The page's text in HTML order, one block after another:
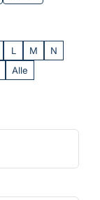
L M
N
Alle